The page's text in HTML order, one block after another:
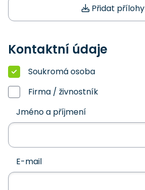
Přidat přílohy
Kontaktní údaje
Soukromá osoba
Firma / živnostník
Jméno a příjmení
E-mail